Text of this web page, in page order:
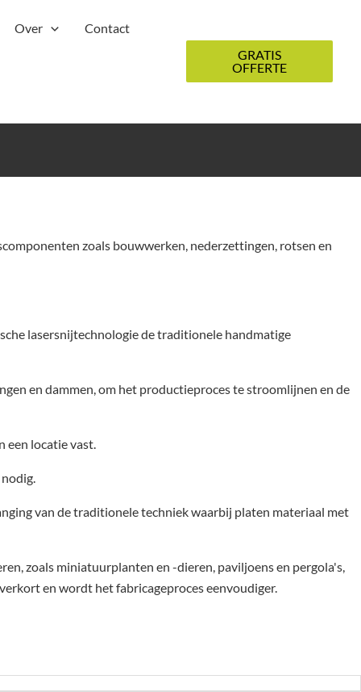
Over
Contact
GRATIS
OFFERTE
zoals bouwwerken, nederzettingen, rotsen en
lasersnijtechnologie de traditionele handmatige
en dammen, om het productieproces te stroomlijnen en de
een locatie vast.
van de traditionele techniek waarbij platen materiaal met
zoals miniatuurplanten en -dieren, paviljoens en pergola's,
en wordt het fabricageproces eenvoudiger.